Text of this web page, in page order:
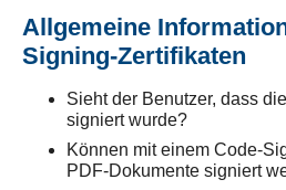
Allgemeine
Signing-Zertifikaten
Sieht der Benutzer, dass
signiert wurde?
Können mit einem Code-
PDF-Dokumente signiert